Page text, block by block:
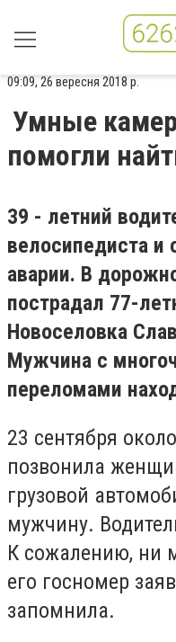
09:09, 26 вересня 2018 р.
Умные
помогли
39 - летний
велосипедиста
аварии. В
пострадал 77-
Новоселовка
Мужчина с
переломами
23 сентября
позвонила
грузовой
мужчину.
К сожалению, ни
его госномер
запомнила.